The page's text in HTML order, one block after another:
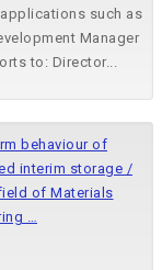
such as
Manager
to: Director...
behaviour of
interim storage /
of Materials
…